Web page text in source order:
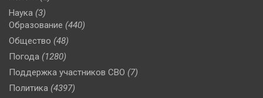
Наука (3)
Образование (440)
Общество (48)
Погода (1280)
Поддержка участников СВО (7)
Политика (4397)